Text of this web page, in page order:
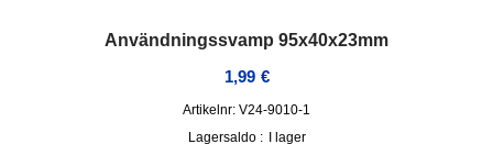
Användningssvamp 95x40x23mm
1,99 €
Artikelnr: V24-9010-1
Lagersaldo : I lager